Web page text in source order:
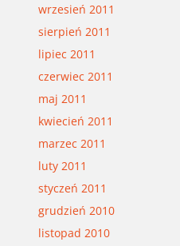
wrzesień 2011
sierpień 2011
lipiec 2011
czerwiec 2011
maj 2011
kwiecień 2011
marzec 2011
luty 2011
styczeń 2011
grudzień 2010
listopad 2010